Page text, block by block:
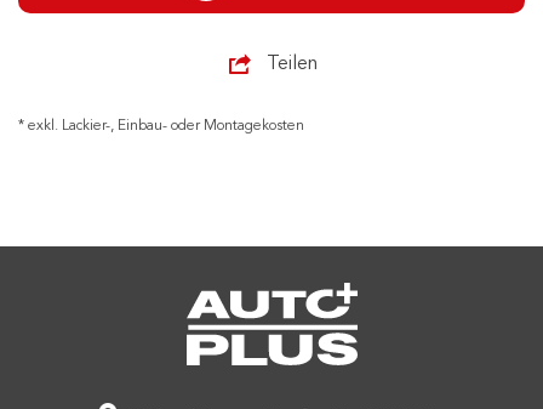
Teilen
* exkl. Lackier-, Einbau- oder Montagekosten